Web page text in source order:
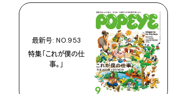
最新号: NO.953
特集「これが僕の仕
事。」